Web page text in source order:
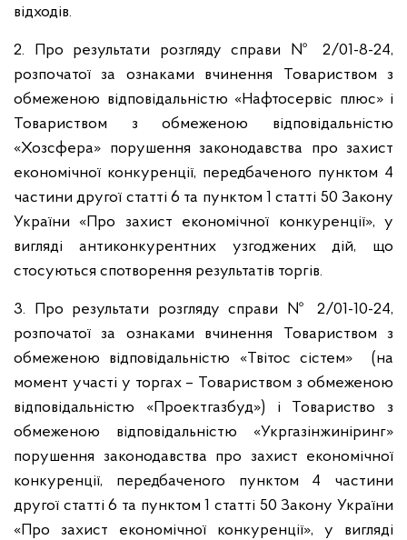
відходів.
2. Про результати розгляду справи № 2/01-8-24,
розпочатої за ознаками вчинення Товариством з
обмеженою відповідальністю «Нафтосервіс плюс» і
Товариством з обмеженою відповідальністю
«Хозсфера» порушення законодавства про захист
економічної конкуренції, передбаченого пунктом 4
частини другої статті 6 та пунктом 1 статті 50 Закону
України «Про захист економічної конкуренції», у
вигляді антиконкурентних узгоджених дій, що
стосуються спотворення результатів торгів.
3. Про результати розгляду справи № 2/01-10-24,
розпочатої за ознаками вчинення Товариством з
обмеженою відповідальністю «Твітос сістем» (на
момент участі у торгах – Товариством з обмеженою
відповідальністю «Проектгазбуд») і Товариство з
обмеженою відповідальністю «Укргазінжиніринг»
порушення законодавства про захист економічної
конкуренції, передбаченого пунктом 4 частини
другої статті 6 та пунктом 1 статті 50 Закону України
«Про захист економічної конкуренції», у вигляді